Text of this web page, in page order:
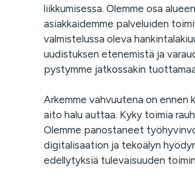
liikkumisessa. Olemme osa
asiakkaidemme palveluiden
valmistelussa oleva
uudistuksen etenemistä ja
pystymme jatkossakin
Arkemme vahvuutena on ennen
aito halu auttaa. Kyky toimia
Olemme panostaneet
digitalisaation ja tekoälyn
edellytyksiä tulevaisuuden